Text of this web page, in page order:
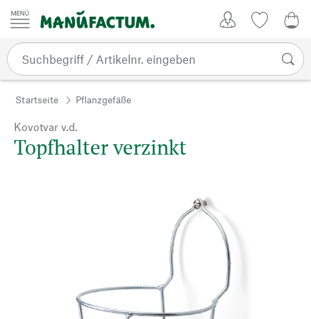
Zum Inhalt springen
Startseite Pflanzgefäße
Kovotvar v.d.
Topfhalter verzinkt